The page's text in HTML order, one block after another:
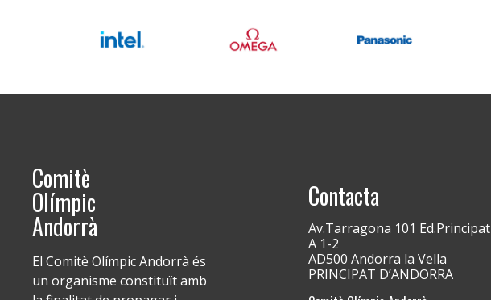
Comitè
Olímpic
Andorrà
El Comitè Olímpic Andorrà és
un organisme constituït amb
Contacta
Av.Tarragona 101 Ed.Principat
A 1-2
AD500 Andorra la Vella
PRINCIPAT D’ANDORRA